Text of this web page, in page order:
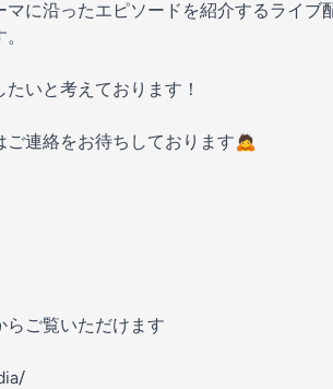
に沿ったエピソードを紹介するライブ
いと考えております！
連絡をお待ちしております🙇
らご覧いただけます